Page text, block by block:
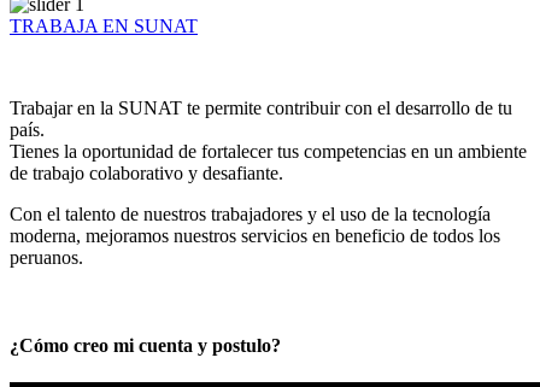
TRABAJA EN SUNAT
Trabajar en la SUNAT te permite contribuir con el desarrollo de tu
país.
Tienes la oportunidad de fortalecer tus competencias en un ambiente
de trabajo colaborativo y desafiante.
Con el talento de nuestros trabajadores y el uso de la tecnología
moderna, mejoramos nuestros servicios en beneficio de todos los
peruanos.
¿Cómo creo mi cuenta y postulo?